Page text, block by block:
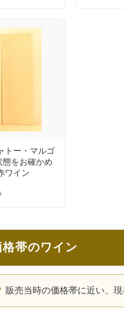
トー・マルゴ
態をお確かめ
ワイン
帯のワイン
販売当時の価格帯に近い、現